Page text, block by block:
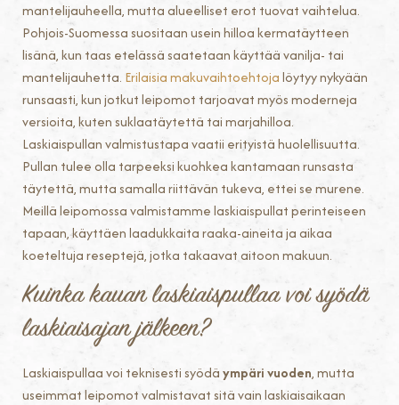
mantelijauheella, mutta alueelliset erot tuovat vaihtelua.
Pohjois-Suomessa suositaan usein hilloa kermatäytteen
lisänä, kun taas etelässä saatetaan käyttää vanilja- tai
mantelijauhetta. Erilaisia makuvaihtoehtojalöytyy nykyään
runsaasti, kun jotkut leipomot tarjoavat myös moderneja
versioita, kuten suklaatäytettä tai marjahilloa.
Laskiaispullan valmistustapa vaatii erityistä huolellisuutta.
Pullan tulee olla tarpeeksi kuohkea kantamaan runsasta
täytettä, mutta samalla riittävän tukeva, ettei se murene.
Meillä leipomossa valmistamme laskiaispullat perinteiseen
tapaan, käyttäen laadukkaita raaka-aineita ja aikaa
koeteltuja reseptejä, jotka takaavat aitoon makuun.
Kuinka kauan laskiaispullaa voi syödä
laskiaisajan jälkeen?
Laskiaispullaa voi teknisesti syödäympäri vuoden, mutta
useimmat leipomot valmistavat sitä vain laskiaisaikaan